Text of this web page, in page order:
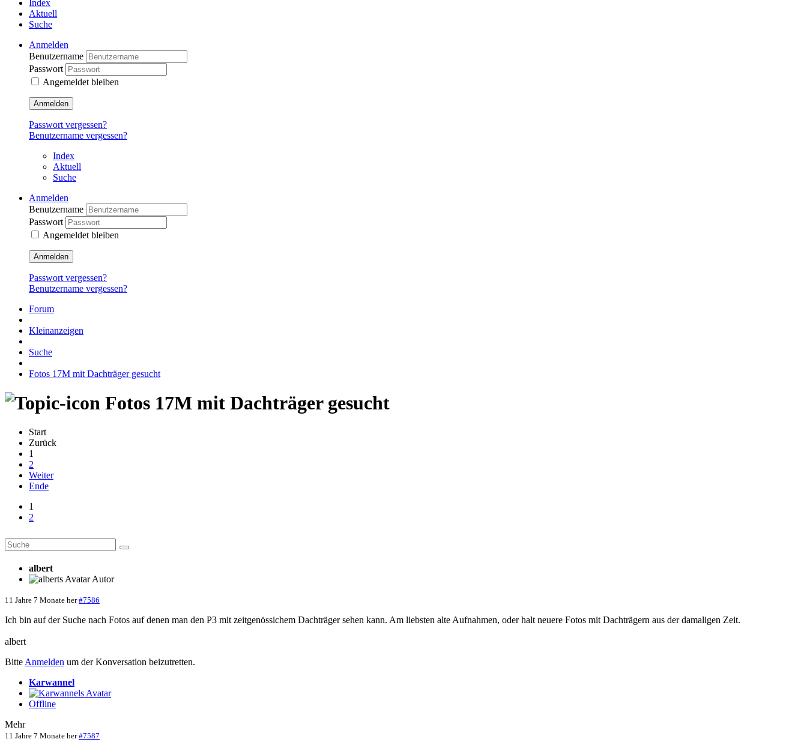
Index
Aktuell
Suche
Anmelden
Benutzername
Passwort
Angemeldet bleiben
Anmelden
Passwort vergessen?
Benutzername vergessen?
Index
Aktuell
Suche
Anmelden
Benutzername
Passwort
Angemeldet bleiben
Anmelden
Passwort vergessen?
Benutzername vergessen?
Forum
Kleinanzeigen
Suche
Fotos 17M mit Dachträger gesucht
Fotos 17M mit Dachträger gesucht
Start
Zurück
1
2
Weiter
Ende
1
2
albert
Autor
11 Jahre 7 Monate her #7586
Ich bin auf der Suche nach Fotos auf denen man den P3 mit zeitgenössichem Dachträger sehen kann. Am liebsten alte Aufnahmen, oder halt neuere Fotos mit Dachträgern aus der damaligen Zeit.
albert
Bitte Anmelden um der Konversation beizutretten.
Karwannel
Offline
Mehr
11 Jahre 7 Monate her #7587